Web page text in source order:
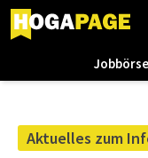
Jobbörse
Aktuelles zum